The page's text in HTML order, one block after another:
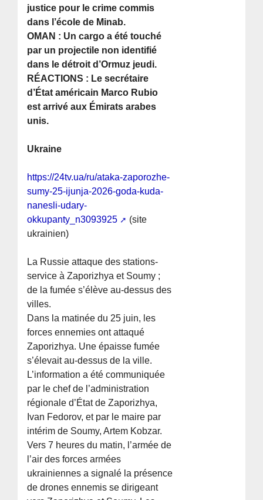
justice pour le crime commis
dans l’école de Minab.
OMAN : Un cargo a été touché
par un projectile non identifié
dans le détroit d’Ormuz jeudi.
RÉACTIONS : Le secrétaire
d’État américain Marco Rubio
est arrivé aux Émirats arabes
unis.
Ukraine
https://24tv.ua/ru/ataka-zaporozhe-
sumy-25-ijunja-2026-goda-kuda-
nanesli-udary-
okkupanty_n3093925
(site
ukrainien)
La Russie attaque des stations-
service à Zaporizhya et Soumy ;
de la fumée s’élève au-dessus des
villes.
Dans la matinée du 25 juin, les
forces ennemies ont attaqué
Zaporizhya. Une épaisse fumée
s’élevait au-dessus de la ville.
L’information a été communiquée
par le chef de l’administration
régionale d’État de Zaporizhya,
Ivan Fedorov, et par le maire par
intérim de Soumy, Artem Kobzar.
Vers 7 heures du matin, l’armée de
l’air des forces armées
ukrainiennes a signalé la présence
de drones ennemis se dirigeant